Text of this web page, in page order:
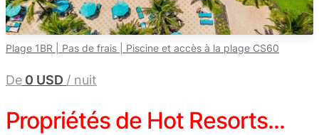
Plage 1BR | Pas de frais | Piscine et accès à la plage CS60
De 0 USD / nuit
Propriétés de Hot Resorts...